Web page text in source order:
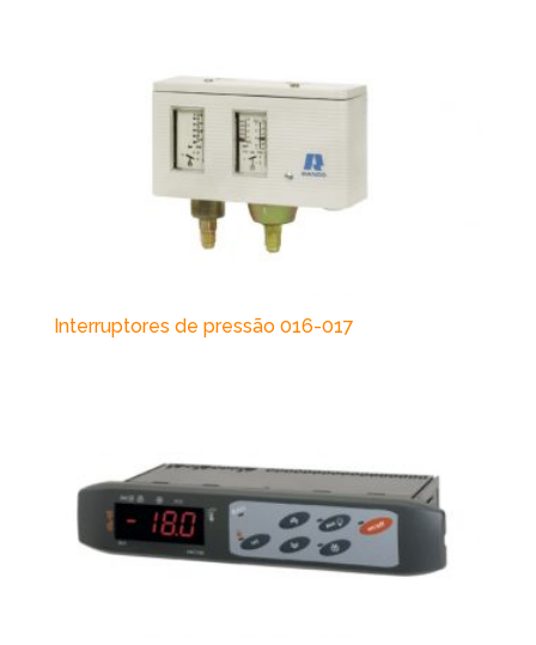
Interruptores de pressão 016-017